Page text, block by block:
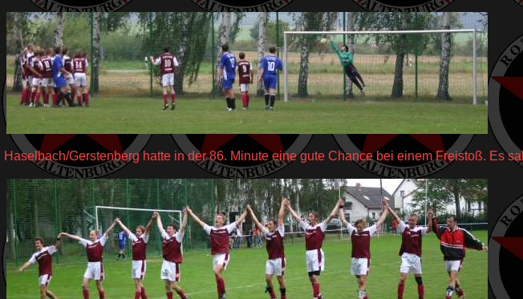
Haselbach/Gerstenberg hatte in der 86. Minute eine gute Chance bei einem Freistoß. Es